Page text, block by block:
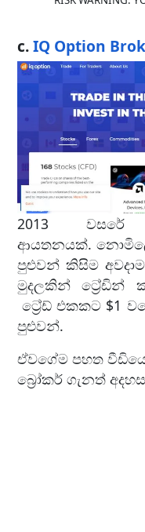
c.IQ Option
2013
ආයතනයක්.
පුළුවන් කිසිම
මුදලකින්
ට්‍රේඩ් එකකට $1
පුළුවන්.
ඒවගේම පහත
බ්‍රෝකර් ගැනත්